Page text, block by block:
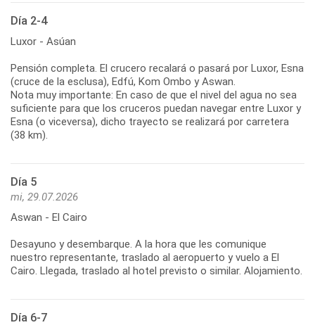
Día 2-4
Luxor - Asúan
Pensión completa. El crucero recalará o pasará por Luxor, Esna
(cruce de la esclusa), Edfú, Kom Ombo y Aswan.
Nota muy importante: En caso de que el nivel del agua no sea
suficiente para que los cruceros puedan navegar entre Luxor y
Esna (o viceversa), dicho trayecto se realizará por carretera
(38 km).
Día 5
mi, 29.07.2026
Aswan - El Cairo
Desayuno y desembarque. A la hora que les comunique
nuestro representante, traslado al aeropuerto y vuelo a El
Cairo. Llegada, traslado al hotel previsto o similar. Alojamiento.
Día 6-7